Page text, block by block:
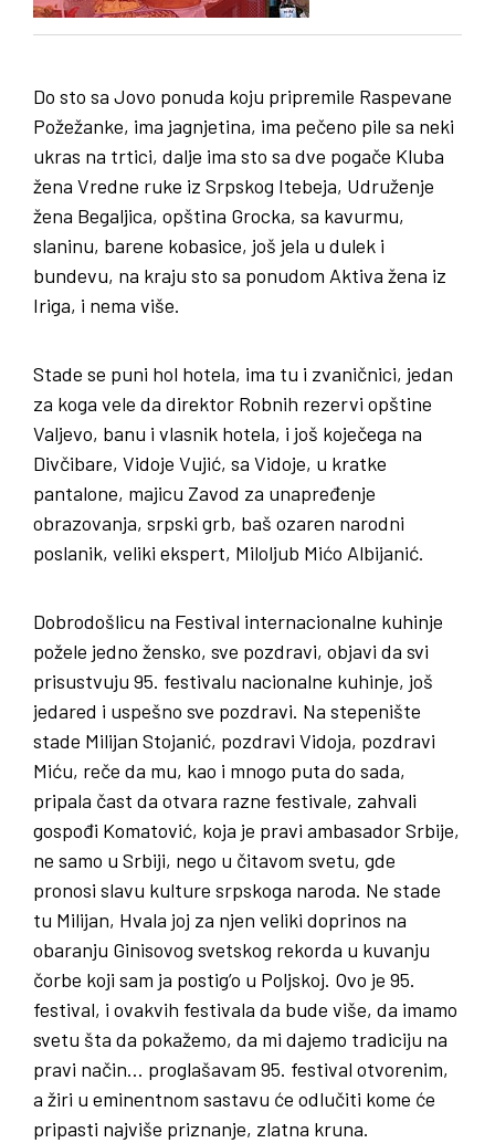
Do sto sa Jovo ponuda koju pripremile Raspevane
Požežanke, ima jagnjetina, ima pečeno pile sa neki
ukras na trtici, dalje ima sto sa dve pogače Kluba
žena Vredne ruke iz Srpskog Itebeja, Udruženje
žena Begaljica, opština Grocka, sa kavurmu,
slaninu, barene kobasice, još jela u dulek i
bundevu, na kraju sto sa ponudom Aktiva žena iz
Iriga, i nema više.
Stade se puni hol hotela, ima tu i zvaničnici, jedan
za koga vele da direktor Robnih rezervi opštine
Valjevo, banu i vlasnik hotela, i još koječega na
Divčibare, Vidoje Vujić, sa Vidoje, u kratke
pantalone, majicu Zavod za unapređenje
obrazovanja, srpski grb, baš ozaren narodni
poslanik, veliki ekspert, Miloljub Mićo Albijanić.
Dobrodošlicu na Festival internacionalne kuhinje
požele jedno žensko, sve pozdravi, objavi da svi
prisustvuju 95. festivalu nacionalne kuhinje, još
jedared i uspešno sve pozdravi. Na stepenište
stade Milijan Stojanić, pozdravi Vidoja, pozdravi
Miću, reče da mu, kao i mnogo puta do sada,
pripala čast da otvara razne festivale, zahvali
gospođi Komatović, koja je pravi ambasador Srbije,
ne samo u Srbiji, nego u čitavom svetu, gde
pronosi slavu kulture srpskoga naroda. Ne stade
tu Milijan, Hvala joj za njen veliki doprinos na
obaranju Ginisovog svetskog rekorda u kuvanju
čorbe koji sam ja postig’o u Poljskoj. Ovo je 95.
festival, i ovakvih festivala da bude više, da imamo
svetu šta da pokažemo, da mi dajemo tradiciju na
pravi način… proglašavam 95. festival otvorenim,
a žiri u eminentnom sastavu će odlučiti kome će
pripasti najviše priznanje, zlatna kruna.